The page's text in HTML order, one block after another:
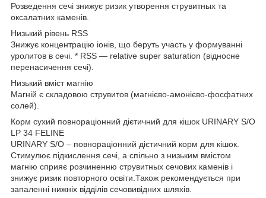
Розведення сечі знижує ризик утворення струвитных та
оксалатних каменів.
Низький рівень RSS
Знижує концентрацію іонів, що беруть участь у формуванні
уролитов в сечі. * RSS — relative super saturation (відносне
перенасичення сечі).
Низький вміст магнію
Магній є складовою струвитов (магнієво-амонієво-фосфатних
солей).
Корм сухий повнораціонний дієтичний для кішок URINARY S/O
LP 34 FELINE
URINARY S/O – повнораціонний дієтичний корм для кішок.
Стимулює підкислення сечі, а спільно з низьким вмістом
магнію сприяє розчиненню струвитных сечових каменів і
знижує ризик повторного освіти.Також рекомендується при
запаленні нижніх відділів сечовивідних шляхів.